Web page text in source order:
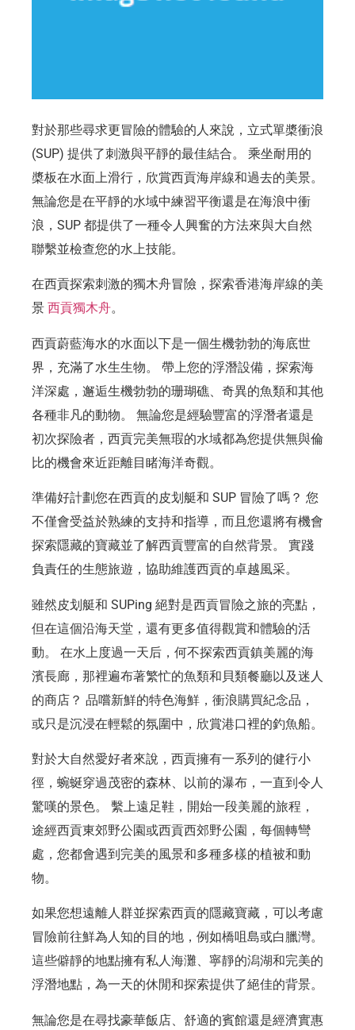
對於那些尋求更冒險的體驗的人來說，立式單槳衝浪
(SUP) 提供了刺激與平靜的最佳結合。 乘坐耐用的
槳板在水面上滑行，欣賞西貢海岸線和過去的美景。
無論您是在平靜的水域中練習平衡還是在海浪中衝
浪，SUP 都提供了一種令人興奮的方法來與大自然
聯繫並檢查您的水上技能。
在西貢探索刺激的獨木舟冒險，探索香港海岸線的美
景 西貢獨木舟。
西貢蔚藍海水的水面以下是一個生機勃勃的海底世
界，充滿了水生生物。 帶上您的浮潛設備，探索海
洋深處，邂逅生機勃勃的珊瑚礁、奇異的魚類和其他
各種非凡的動物。 無論您是經驗豐富的浮潛者還是
初次探險者，西貢完美無瑕的水域都為您提供無與倫
比的機會來近距離目睹海洋奇觀。
準備好計劃您在西貢的皮划艇和 SUP 冒險了嗎？ 您
不僅會受益於熟練的支持和指導，而且您還將有機會
探索隱藏的寶藏並了解西貢豐富的自然背景。 實踐
負責任的生態旅遊，協助維護西貢的卓越風采。
雖然皮划艇和 SUPing 絕對是西貢冒險之旅的亮點，
但在這個沿海天堂，還有更多值得觀賞和體驗的活
動。 在水上度過一天后，何不探索西貢鎮美麗的海
濱長廊，那裡遍布著繁忙的魚類和貝類餐廳以及迷人
的商店？ 品嚐新鮮的特色海鮮，衝浪購買紀念品，
或只是沉浸在輕鬆的氛圍中，欣賞港口裡的釣魚船。
對於大自然愛好者來說，西貢擁有一系列的健行小
徑，蜿蜒穿過茂密的森林、以前的瀑布，一直到令人
驚嘆的景色。 繫上遠足鞋，開始一段美麗的旅程，
途經西貢東郊野公園或西貢西郊野公園，每個轉彎
處，您都會遇到完美的風景和多種多樣的植被和動
物。
如果您想遠離人群並探索西貢的隱藏寶藏，可以考慮
冒險前往鮮為人知的目的地，例如橋咀島或白臘灣。
這些僻靜的地點擁有私人海灘、寧靜的潟湖和完美的
浮潛地點，為一天的休閒和探索提供了絕佳的背景。
無論您是在尋找豪華飯店、舒適的賓館還是經濟實惠